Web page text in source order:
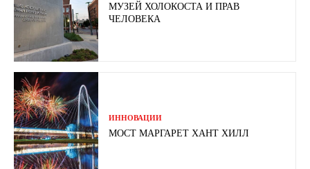
МУЗЕЙ ХОЛОКОСТА И ПРАВ
ЧЕЛОВЕКА
ИННОВАЦИИ
МОСТ МАРГАРЕТ ХАНТ ХИЛЛ